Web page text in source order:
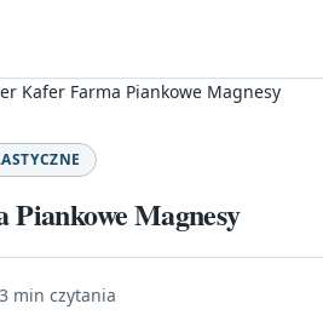
Kafer Farma Piankowe Magnesy
Magnesy
3 min czytania